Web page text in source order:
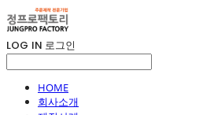
LOG IN 로그인
HOME
회사소개